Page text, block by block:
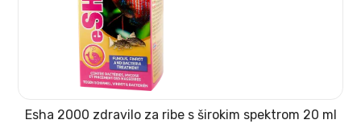
Esha 2000 zdravilo za ribe s širokim spektrom 20 ml